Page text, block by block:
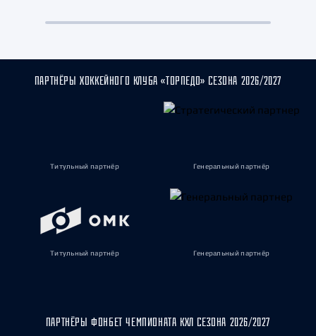
ПАРТНЁРЫ ХОККЕЙНОГО КЛУБА «ТОРПЕДО» СЕЗОНА 2026/2027
Титульный партнёр Генеральный партнёр
Титульный партнёр Генеральный партнёр
ПАРТНЁРЫ ФОНБЕТ ЧЕМПИОНАТА КХЛ СЕЗОНА 2026/2027